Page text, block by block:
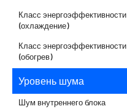
Класс энергоэффективности
(охлаждение)
Класс энергоэффективности
(обогрев)
Уровень шума
Шум внутреннего блока